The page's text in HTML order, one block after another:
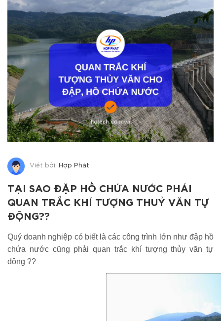
Viết bởi: Hợp Phát
TẠI SAO ĐẶP HỒ CHỨA NƯỚC PHẢI
QUAN TRẮC KHÍ TƯỢNG THUỶ VĂN TỰ
ĐỘNG??
Quý doanh nghiệp có biết là các công trình lớn như đập hồ
chứa nước cũng phải quan trắc khí tượng thủy văn tự
động ??